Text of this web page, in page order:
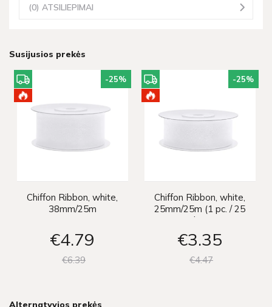
(0) ATSILIEPIMAI
Susijusios prekės
-25%
Chiffon Ribbon, white,
38mm/25m
€4 79
€639
-25%
Chiffon Ribbon, white,
25mm/25m (1 pc. / 25
lm)
€3 35
€447
Alternatyvios prekės